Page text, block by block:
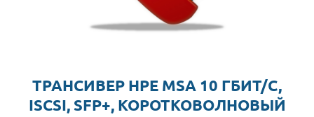
ТРАНСИВЕР HPE MSA 10 ГБИТ/С,
ISCSI, SFP+, КОРОТКОВОЛНОВЫЙ